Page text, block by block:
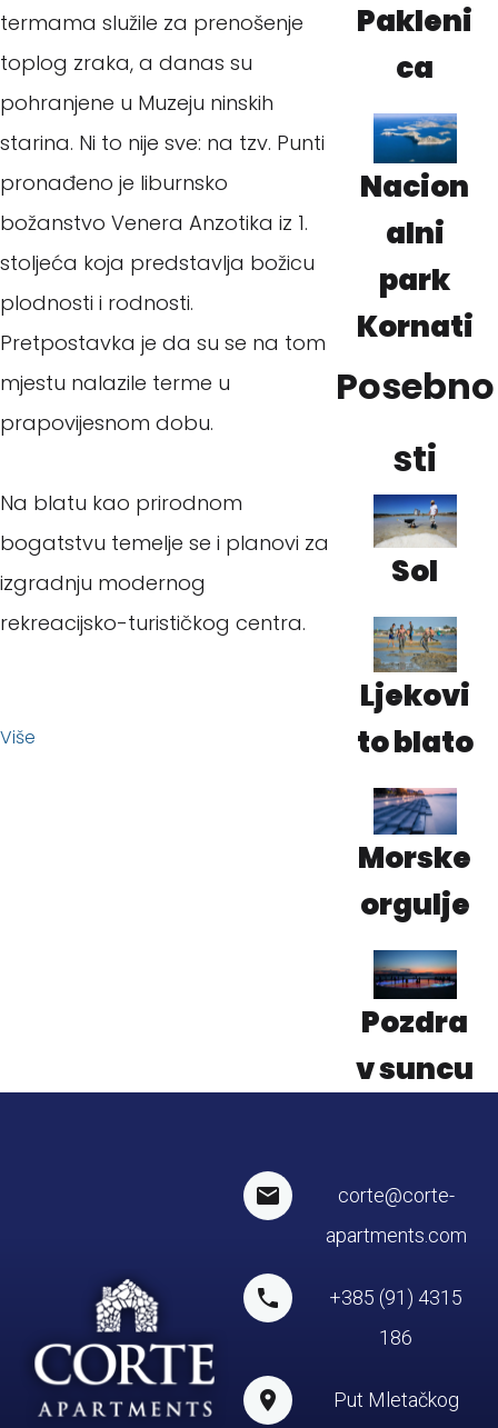
termama služile za prenošenje
toplog zraka, a danas su
pohranjene u Muzeju ninskih
starina. Ni to nije sve: na tzv. Punti
pronađeno je liburnsko
božanstvo Venera Anzotika iz 1.
stoljeća koja predstavlja božicu
plodnosti i rodnosti.
Pretpostavka je da su se na tom
mjestu nalazile terme u
prapovijesnom dobu.
Na blatu kao prirodnom
bogatstvu temelje se i planovi za
izgradnju modernog
rekreacijsko-turističkog centra.
Više
Pakleni
ca
Nacion
alni
park
Kornati
Posebno
sti
Sol
Ljekovi
to blato
Morske
orgulje
Pozdra
v suncu
corte@corte-
apartments.com
+385 (91) 4315
186
Put Mletačkog